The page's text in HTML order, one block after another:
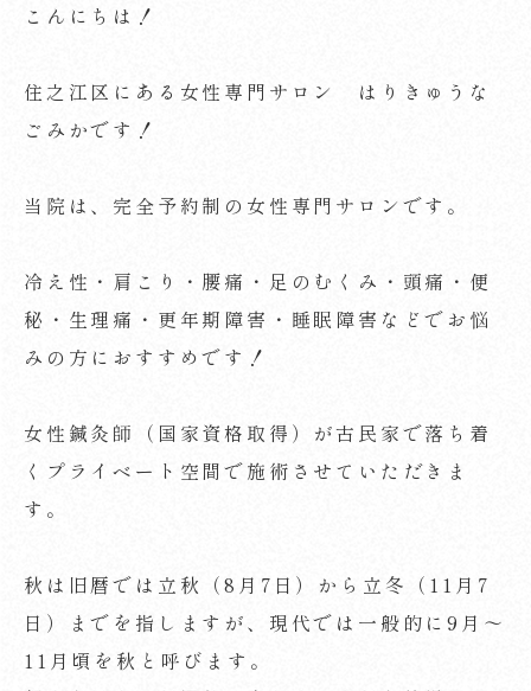
こんにちは！
住之江区にある女性専門サロン はりきゅうな
ごみかです！
当院は、完全予約制の女性専門サロンです。
冷え性・肩こり・腰痛・足のむくみ・頭痛・便
秘・生理痛・更年期障害・睡眠障害などでお悩
みの方におすすめです！
女性鍼灸師（国家資格取得）が古民家で落ち着
くプライベート空間で施術させていただきま
す。
秋は旧暦では立秋（8月7日）から立冬（11月7
日）までを指しますが、現代では一般的に9月～
11月頃を秋と呼びます。